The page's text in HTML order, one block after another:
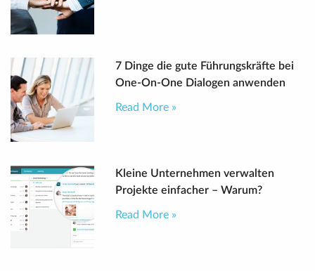
7 Dinge die gute Führungskräfte bei
One-On-One Dialogen anwenden
Read More »
Kleine Unternehmen verwalten
Projekte einfacher – Warum?
Read More »